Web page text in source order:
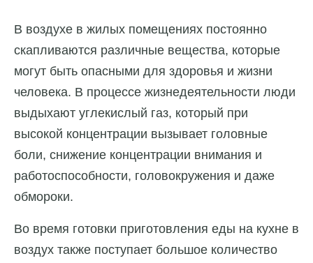
В воздухе в жилых помещениях постоянно
скапливаются различные вещества, которые
могут быть опасными для здоровья и жизни
человека. В процессе жизнедеятельности люди
выдыхают углекислый газ, который при
высокой концентрации вызывает головные
боли, снижение концентрации внимания и
работоспособности, головокружения и даже
обмороки.
Во время готовки приготовления еды на кухне в
воздух также поступает большое количество